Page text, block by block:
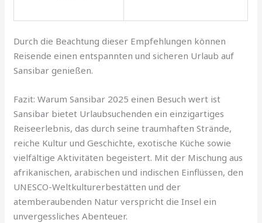
Durch die Beachtung dieser Empfehlungen können
Reisende einen entspannten und sicheren Urlaub auf
Sansibar genießen.
Fazit: Warum Sansibar 2025 einen Besuch wert ist
Sansibar bietet Urlaubsuchenden ein einzigartiges
Reiseerlebnis, das durch seine traumhaften Strände,
reiche Kultur und Geschichte, exotische Küche sowie
vielfältige Aktivitäten begeistert. Mit der Mischung aus
afrikanischen, arabischen und indischen Einflüssen, den
UNESCO-Weltkulturerbestätten und der
atemberaubenden Natur verspricht die Insel ein
unvergessliches Abenteuer.